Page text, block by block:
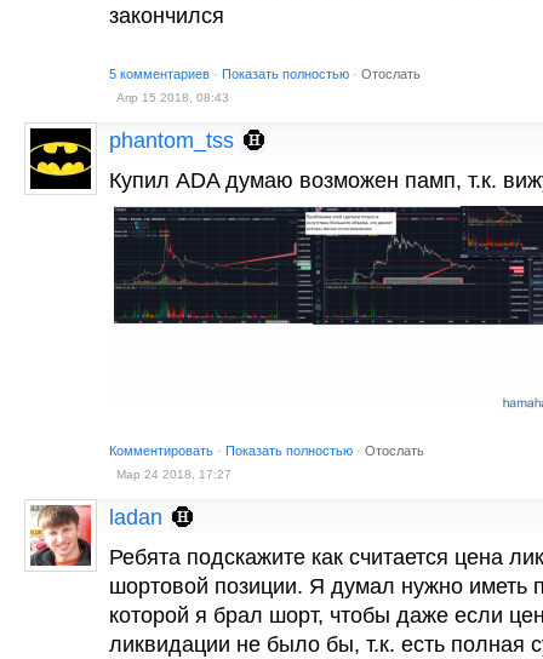
закончился
5 комментариев · Показать полностью · Отослать
Апр 15 2018, 08:43
phantom_tss
Купил ADA думаю возможен памп, т.к.
Комментировать · Показать полностью · Отослать
Мар 24 2018, 17:27
ladan
Ребята подскажите как считается цена
шортовой позиции. Я думал нужно иметь
которой я брал шорт, чтобы даже если
ликвидации не было бы, т.к. есть полная